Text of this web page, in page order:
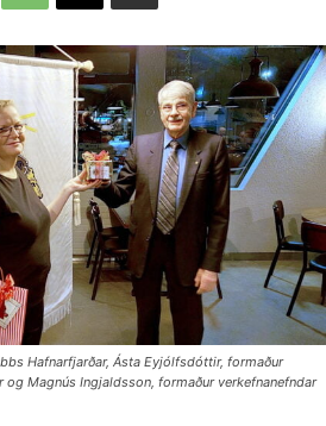
Hafnarfjarðar, Ásta Eyjólfsdóttir, formaður
Magnús Ingjaldsson, formaður verkefnanefndar